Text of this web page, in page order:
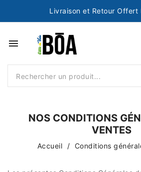
Livraison et Retour Offert
menu
NOS CONDITIONS
VENTES
Accueil Conditions